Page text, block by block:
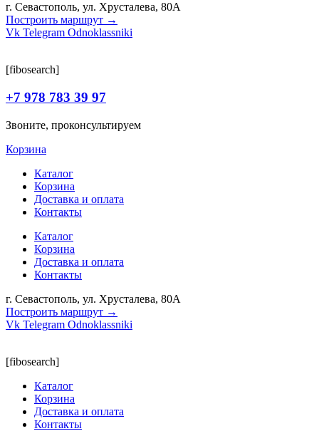
г. Севастополь, ул. Хрусталева, 80А
Построить маршрут →
Vk Telegram Odnoklassniki
[fibosearch]
+7 978 783 39 97
Звоните, проконсультируем
Корзина
Каталог
Корзина
Доставка и оплата
Контакты
Каталог
Корзина
Доставка и оплата
Контакты
г. Севастополь, ул. Хрусталева, 80А
Построить маршрут →
Vk Telegram Odnoklassniki
[fibosearch]
Каталог
Корзина
Доставка и оплата
Контакты